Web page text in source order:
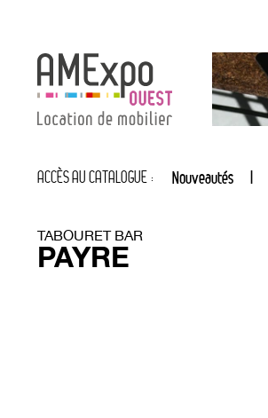
ACCÈS AU CATALOGUE : Nouveautés
TABOURET BAR
PAYRE